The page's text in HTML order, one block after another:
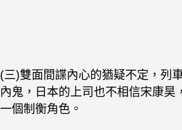
(三)雙面間諜內心的猶疑不定，列
內鬼，日本的上司也不相信宋康昊
一個制衡角色。